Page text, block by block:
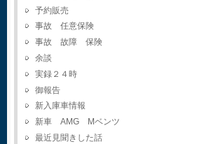
予約販売
事故 任意保険
事故 故障 保険
余談
実録２４時
御報告
新入庫車情報
新車 AMG Mベンツ
最近見聞きした話